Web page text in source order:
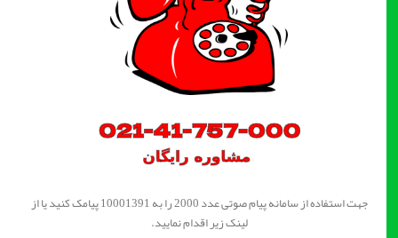
جهت استفاده از سامانه پیام صوتی عدد 2000 را به 10001391 پیامک کنید یا از
لینک زیر اقدام نمایید.